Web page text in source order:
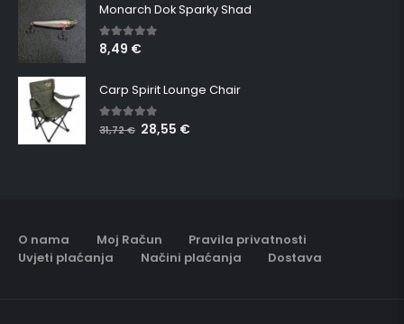
Monarch Dok Sparky Shad
5.00 out of 5
8,49 €
Carp Spirit Lounge Chair
5.00 out of 5
31,72€ 28,55 €
O nama Moj Račun
Pravila privatnosti
Uvjeti plaćanja
Načini plaćanja Dostava